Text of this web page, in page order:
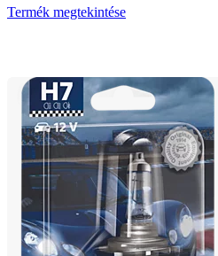
Termék megtekintése